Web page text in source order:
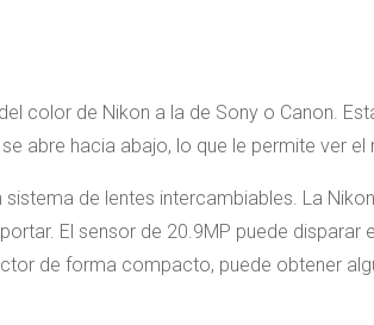
color de Nikon a la de Sony o Canon.
abre hacia abajo, lo que le permite ver el
de lentes intercambiables. La
El sensor de 20.9MP puede disparar
de forma compacto, puede obtener